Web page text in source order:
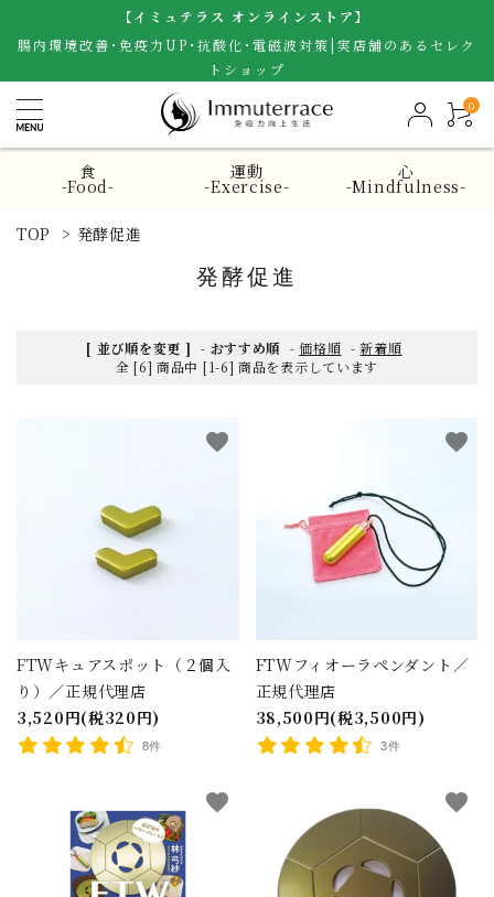
【イミュテラス オンラインストア】
腸内環境改善･免疫力UP･抗酸化･電磁波対策|実店舗のあるセレク
トショップ
0
食
-Food-
運動
-Exercise-
心
-Mindfulness-
TOP > 発酵促進
発酵促進
[ 並び順を変更 ] - おすすめ順 -価格順 -新着順
全 [6] 商品中 [1-6] 商品を表示しています
FTWキュアスポット（２個入
り）／正規代理店
3,520円(税320円)
8件
favorite
FTWフィオーラペンダント／
正規代理店
38,500円(税3,500円)
3件
favorite
favorite favorite